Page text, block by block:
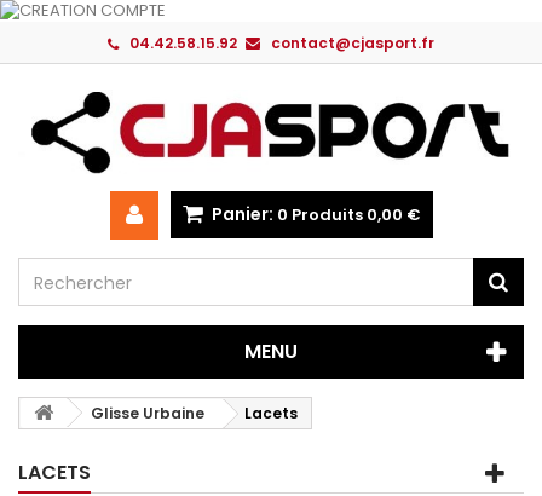
04.42.58.15.92 contact@cjasport.fr
Panier: 0 Produits 0,00 €
MENU
Glisse Urbaine Lacets
LACETS